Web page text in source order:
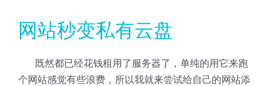
网站秒变私有云盘
既然都已经花钱租用了服务器了，单纯的用它来跑
个网站感觉有些浪费，所以我就来尝试给自己的网站添